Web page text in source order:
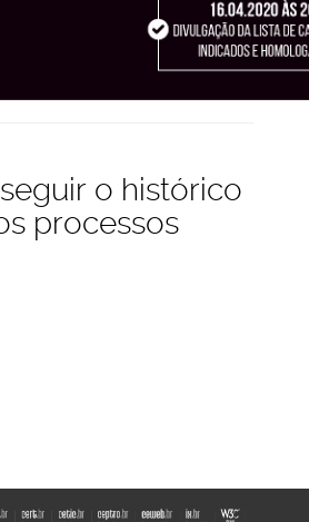
o histórico
processos